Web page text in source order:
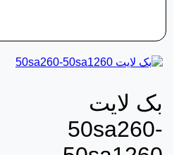
بک لايت
50sa260-